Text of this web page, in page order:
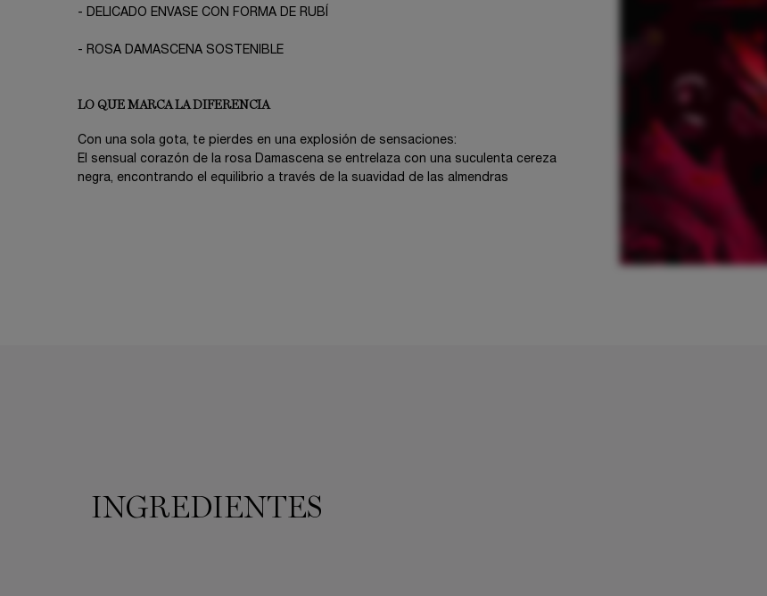
- DELICADO ENVASE CON FORMA DE RUBÍ
- ROSA DAMASCENA SOSTENIBLE
LO QUE MARCA LA DIFERENCIA
Con una sola gota, te pierdes en una explosión de sensaciones:
El sensual corazón de la rosa Damascena se entrelaza con una suculenta cereza
negra, encontrando el equilibrio a través de la suavidad de las almendras
INGREDIENTES